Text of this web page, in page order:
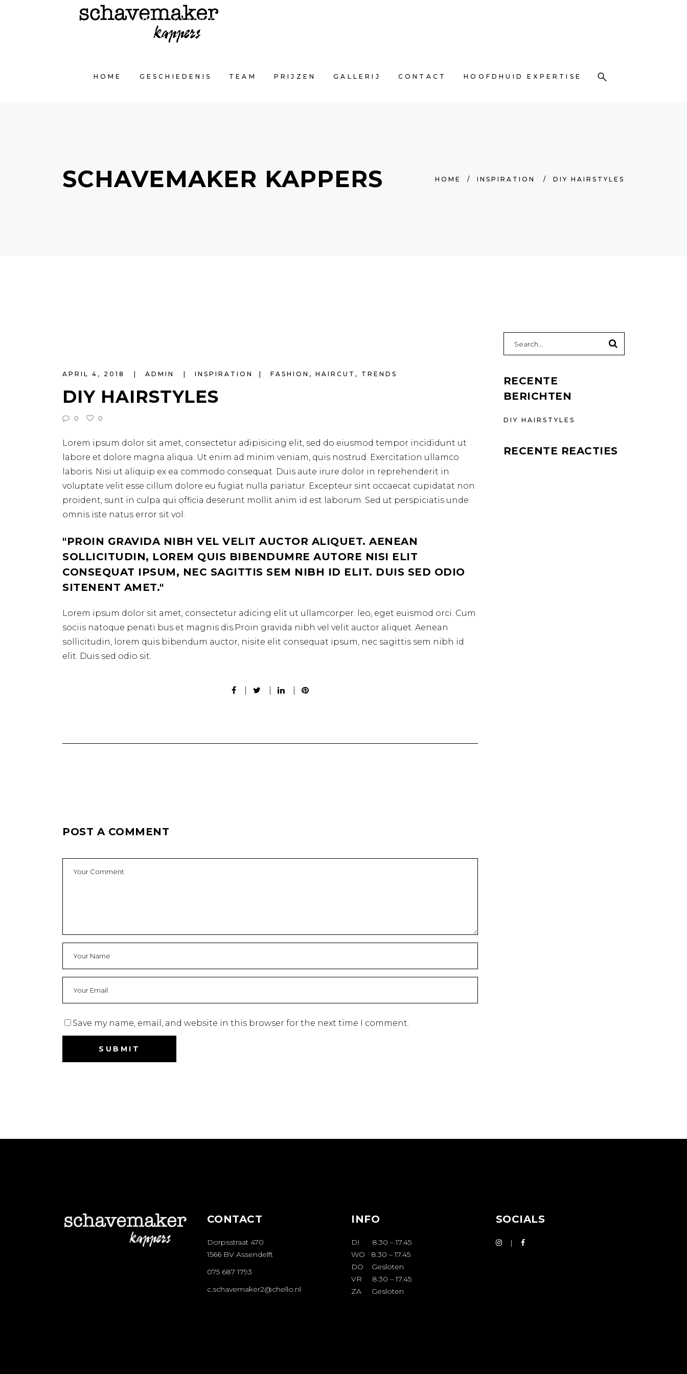
HOME GESCHIEDENIS TEAM PRIJZEN GALLERIJ CONTACT HOOFDHUID EXPERTISE
HOME GESCHIEDENIS
SCHAVEMAKER KAPPERS HOME / INSPIRATION / DIY HAIRSTYLES
APRIL 4, 2018 ADMIN INSPIRATION FASHION , HAIRCUT , TRENDS
DIY HAIRSTYLES
0 0
Lorem ipsum dolor sit amet, consectetur adipisicing elit, sed do eiusmod tempor incididunt ut
labore et dolore magna aliqua. Ut enim ad minim veniam, quis nostrud. Exercitation ullamco
laboris. Nisi ut aliquip ex ea commodo consequat. Duis aute irure dolor in reprehenderit in
voluptate velit esse cillum dolore eu fugiat nulla pariatur. Excepteur sint occaecat cupidatat non
proident, sunt in culpa qui officia deserunt mollit anim id est laborum. Sed ut perspiciatis unde
omnis iste natus error sit vol.
PROIN GRAVIDA NIBH VEL VELIT AUCTOR ALIQUET. AENEAN
SOLLICITUDIN, LOREM QUIS BIBENDUMRE AUTORE NISI ELIT
CONSEQUAT IPSUM, NEC SAGITTIS SEM NIBH ID ELIT. DUIS SED ODIO
SITENENT AMET.
Lorem ipsum dolor sit amet, consectetur adicing elit ut ullamcorper. leo, eget euismod orci. Cum
sociis natoque penati bus et magnis dis.Proin gravida nibh vel velit auctor aliquet. Aenean
sollicitudin, lorem quis bibendum auctor, nisite elit consequat ipsum, nec sagittis sem nibh id
elit. Duis sed odio sit.
POST A COMMENT
Save my name, email, and website in this browser for the next time I comment.
for:
RECENTE
BERICHTEN
DIY HAIRSTYLES
RECENTE REACTIES
CONTACT
Dorpsstraat 470
1566 BV Assendelft
075 687 1793
c.schavemaker2@chello.nl
INFO
DI 8.30 – 17.45
WO 8.30 – 17.45
DO Gesloten
VR 8.30 – 17.45
ZA Gesloten
SOCIALS